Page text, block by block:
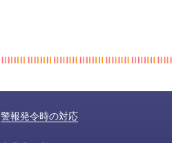
警報発令時の対応